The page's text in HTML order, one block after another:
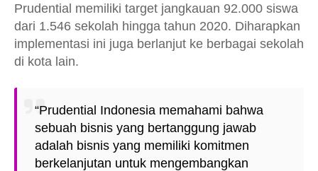
Prudential memiliki target jangkauan 92.000 siswa
dari 1.546 sekolah hingga tahun 2020. Diharapkan
implementasi ini juga berlanjut ke berbagai sekolah
di kota lain.
“Prudential Indonesia memahami bahwa
sebuah bisnis yang bertanggung jawab
adalah bisnis yang memiliki komitmen
berkelanjutan untuk mengembangkan